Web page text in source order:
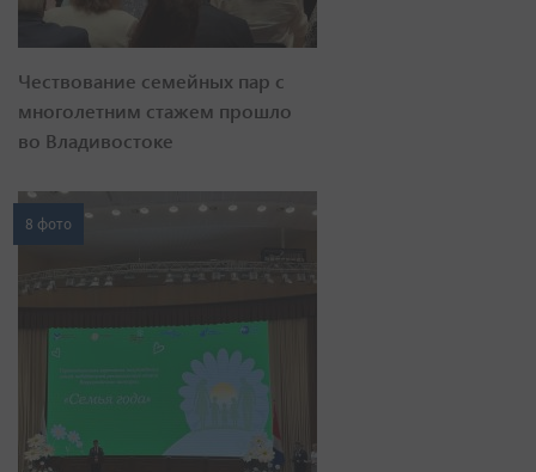
Чествование семейных пар с
многолетним стажем прошло
во Владивостоке
8 фото